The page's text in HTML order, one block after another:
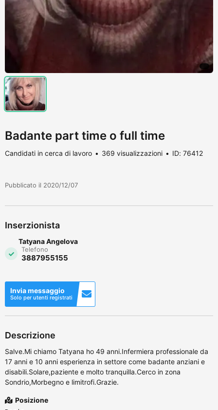
Badante part time o full time
Candidati in cerca di lavoro 369 visualizzazioni ID: 76412
Pubblicato il 2020/12/07
Inserzionista
Tatyana Angelova
Telefono
3887955155
Invia messaggio
Solo per utenti registrati
Descrizione
Salve.Mi chiamo Tatyana ho 49 anni.Infermiera professionale da
17 anni e 10 anni esperienza in settore come badante anziani e
disabili.Solare,paziente e molto tranquilla.Cerco in zona
Sondrio,Morbegno e limitrofi.Grazie.
Posizione